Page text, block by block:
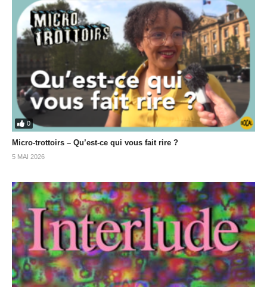
0
Micro-trottoirs – Qu’est-ce qui vous fait rire ?
5 MAI 2026